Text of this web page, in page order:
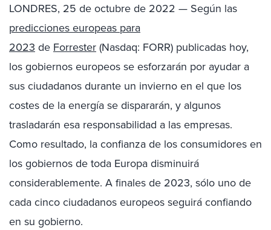
LONDRES, 25 de octubre de 2022 — Según las
predicciones europeas para
2023 de Forrester(Nasdaq: FORR) publicadas hoy,
los gobiernos europeos se esforzarán por ayudar a
sus ciudadanos durante un invierno en el que los
costes de la energía se dispararán, y algunos
trasladarán esa responsabilidad a las empresas.
Como resultado, la confianza de los consumidores en
los gobiernos de toda Europa disminuirá
considerablemente. A finales de 2023, sólo uno de
cada cinco ciudadanos europeos seguirá confiando
en su gobierno.